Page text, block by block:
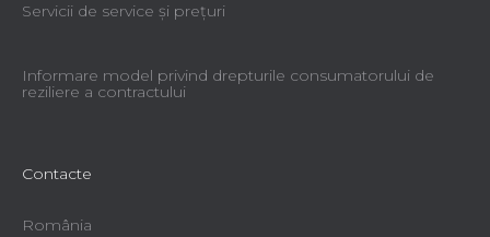
Servicii de service şi preţuri
Informare model privind drepturile consumatorului de
reziliere a contractului
Contacte
România